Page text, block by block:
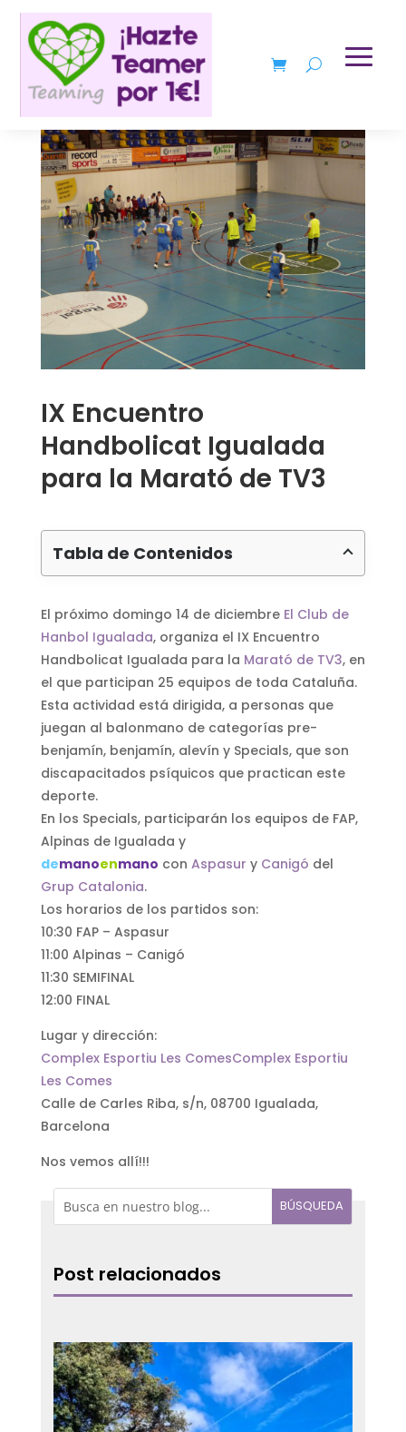
IX Encuentro
Handbolicat Igualada
para la Marató de TV3
Tabla de Contenidos
El próximo domingo 14 de diciembre El Club de
Hanbol Igualada, organiza el IX Encuentro
Handbolicat Igualada para la Marató de TV3, en
el que participan 25 equipos de toda Cataluña.
Esta actividad está dirigida, a personas que
juegan al balonmano de categorías pre-
benjamín, benjamín, alevín y Specials, que son
discapacitados psíquicos que practican este
deporte.
En los Specials, participarán los equipos de FAP,
Alpinas de Igualada y
demanoenmano con Aspasur y Canigó del
Grup Catalonia.
Los horarios de los partidos son:
10:30 FAP – Aspasur
11:00 Alpinas – Canigó
11:30 SEMIFINAL
12:00 FINAL
Lugar y dirección:
Complex Esportiu Les ComesComplex Esportiu
Les Comes
Calle de Carles Riba, s/n, 08700 Igualada,
Barcelona ‎
Nos vemos allí!!!
Post relacionados